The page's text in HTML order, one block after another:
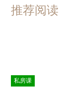
推荐阅读
私房课